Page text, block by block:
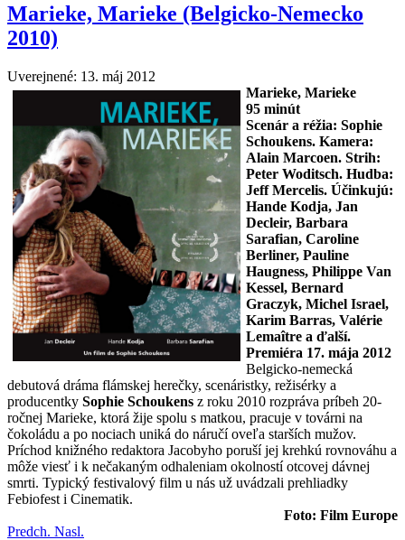
Marieke, Marieke (Belgicko-Nemecko
2010)
Uverejnené: 13. máj 2012
Marieke, Marieke
95 minút
Scenár a réžia: Sophie
Schoukens. Kamera:
Alain Marcoen. Strih:
Peter Woditsch. Hudba:
Jeff Mercelis. Účinkujú:
Hande Kodja, Jan
Decleir, Barbara
Sarafian, Caroline
Berliner, Pauline
Haugness, Philippe Van
Kessel, Bernard
Graczyk, Michel Israel,
Karim Barras, Valérie
Lemaître a ďalší.
Premiéra 17. mája 2012
Belgicko-nemecká
debutová dráma flámskej herečky, scenáristky, režisérky a
producentky Sophie Schoukens z roku 2010 rozpráva príbeh 20-
ročnej Marieke, ktorá žije spolu s matkou, pracuje v továrni na
čokoládu a po nociach uniká do náručí oveľa starších mužov.
Príchod knižného redaktora Jacobyho poruší jej krehkú rovnováhu a
môže viesť i k nečakaným odhaleniam okolností otcovej dávnej
smrti. Typický festivalový film u nás už uvádzali prehliadky
Febiofest i Cinematik.
Foto: Film Europe
Predch. Nasl.